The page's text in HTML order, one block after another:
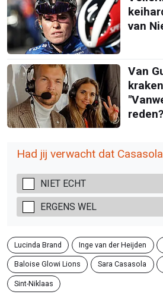
van
Van
Had jij verwacht dat
NIET ECHT
ERGENS WEL
Lucinda Brand Inge van der Heijden
Baloise Glowi Lions Sara Casasola
Sint-Niklaas